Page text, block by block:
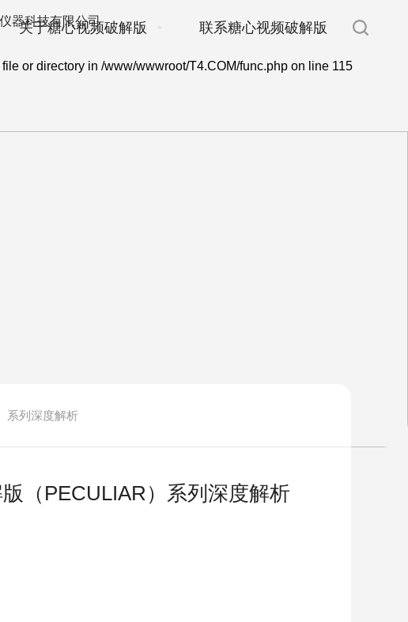
or directory in /www/wwwroot/T4.COM/func.php on line 115
关于糖心视频破解版 联系糖心视频破解版
系列深度解析
（PECULIAR）系列深度解析